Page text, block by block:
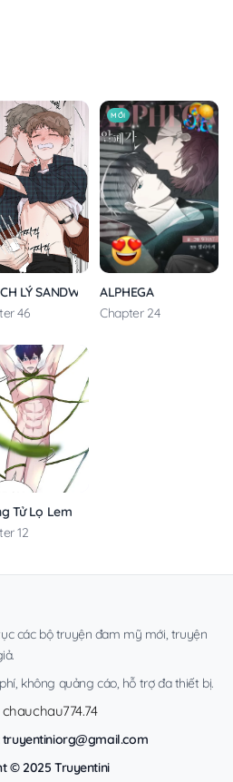
NGON MIỆNG
LÝ SANDWICH
46
MỚI
ALPHEGA
Chapter 24
Tử Lọ Lem
12
các bộ truyện đam mỹ mới, truyện
không quảng cáo, hỗ trợ đa thiết bị.
chauchau774.74
truyentiniorg@gmail.com
© 2025 Truyentini